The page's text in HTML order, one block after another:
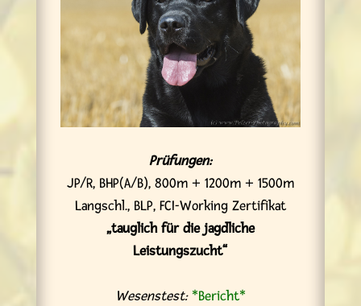
Prüfungen:
JP/R, BHP(A/B), 800m + 1200m + 1500m
Langschl., BLP, FCI-Working Zertifikat
„tauglich für die jagdliche
Leistungszucht“
Wesenstest: *Bericht*